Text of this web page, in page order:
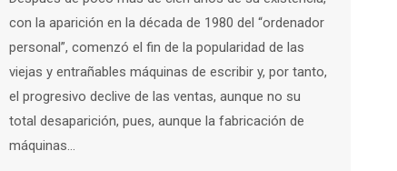
con la aparición en la década de 1980 del “ordenador
personal”, comenzó el fin de la popularidad de las
viejas y entrañables máquinas de escribir y, por tanto,
el progresivo declive de las ventas, aunque no su
total desaparición, pues, aunque la fabricación de
máquinas…